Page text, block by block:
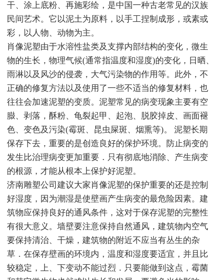
干、涂上底粉、再施彩绘，是中国一种古老常见的汉族
民间艺术。它以泥土为原料，以手工捏制成形，或素或
彩，以人物、动物为主。
肖像泥塑由于水溶性盐类及支撑内部结构的变化，微生
物的生长，物理气候(通常指温度和湿度)的变化，日晒、
雨淋以及风沙的侵袭，大气污染物的作用等。此外，不
正确的修复方法以及使用了一些不适当的修复材料，也
往往会加速泥塑的变质。泥塑常见的病变现象主要有空
臌、剥落，酥粉、龟裂起甲、起泡、脱胶掉皮、画面褪
色、变色及污染(霉斑、昆虫屎斑、烟熏等)。 泥塑长期
保存下去，重要的是创造良好的保护环境。防止病变的
发生比治理病变更加重要．只有彻底地消除、产生病变
的根源，才能从根本上保护好泥塑。
济南雕塑公司建议大家肖像泥塑的保护重要的还是控制
好湿度，因为潮湿是使壁画产生病变的最危险因素。建
筑物应保持良好的通风条件，这对于保存泥塑的完整性
有很大意义。墙壁要注意保持自然通风，建筑物内空气
要保持清治、干燥，建筑物的附近不应当有丛生的杂
草．在保存壁画的环境内，温度和湿度要适宜，并且比
较稳定，上、下变动不能过烈．只要能做到这点，霉菌